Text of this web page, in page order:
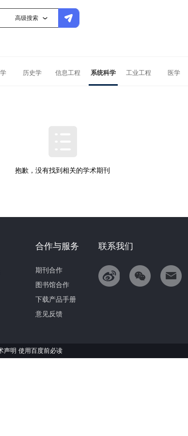
高级搜索
历史学 信息工程 系统科学 工业工程 医学
抱歉，没有找到相关的学术期刊
联系我们
合作与服务
期刊合作
图书馆合作
下载产品手册
意见反馈
声明 使用百度前必读